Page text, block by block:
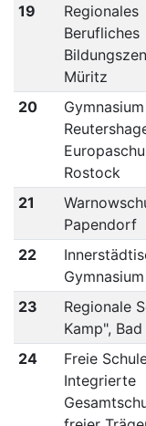
19
Regionales
Berufliches
Müritz
20
Gymnasium
Rostock
21
Papendorf
22
23
Regionale
Kamp",
24
Freie
Integrierte